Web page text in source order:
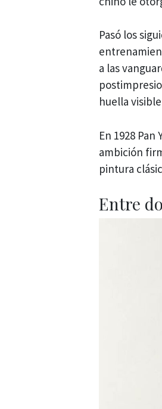
Pasó los
a las
huella
En 1928
ambición
pintura
Entre